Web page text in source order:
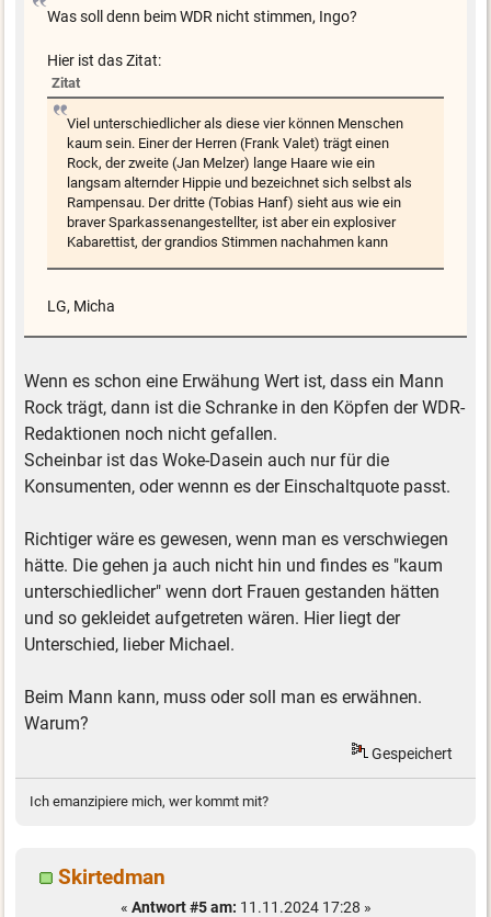
Was soll denn beim WDR nicht stimmen, Ingo?
Hier ist das Zitat:
Zitat
Viel unterschiedlicher als diese vier können Menschen
kaum sein. Einer der Herren (Frank Valet) trägt einen
Rock, der zweite (Jan Melzer) lange Haare wie ein
langsam alternder Hippie und bezeichnet sich selbst als
Rampensau. Der dritte (Tobias Hanf) sieht aus wie ein
braver Sparkassenangestellter, ist aber ein explosiver
Kabarettist, der grandios Stimmen nachahmen kann
LG, Micha
Wenn es schon eine Erwähung Wert ist, dass ein Mann
Rock trägt, dann ist die Schranke in den Köpfen der WDR-
Redaktionen noch nicht gefallen.
Scheinbar ist das Woke-Dasein auch nur für die
Konsumenten, oder wennn es der Einschaltquote passt.
Richtiger wäre es gewesen, wenn man es verschwiegen
hätte. Die gehen ja auch nicht hin und findes es "kaum
unterschiedlicher" wenn dort Frauen gestanden hätten
und so gekleidet aufgetreten wären. Hier liegt der
Unterschied, lieber Michael.
Beim Mann kann, muss oder soll man es erwähnen.
Warum?
Gespeichert
Ich emanzipiere mich, wer kommt mit?
Skirtedman
« Antwort #5 am: 11.11.2024 17:28 »